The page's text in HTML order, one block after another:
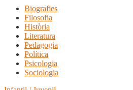
Biografies
Filosofia
Història
Literatura
Pedagogia
Política
Psicologia
Sociologia